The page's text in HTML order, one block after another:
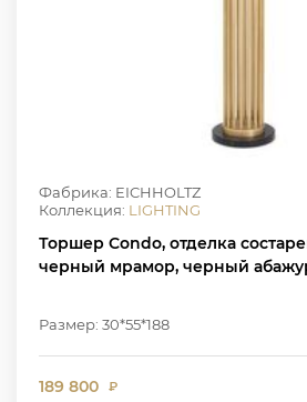
Фабрика: EICHHOLTZ
Коллекция: LIGHTING
Торшер Condo, отделка
черный мрамор, черный
Размер: 30*55*188
189 800 ₽